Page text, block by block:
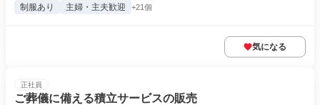
制服あり 主婦・主夫歓迎 +21個
気になる
正社員
ご葬儀に備える積立サービスの販売